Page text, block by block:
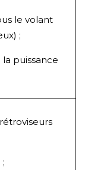
le volant
;
puissance